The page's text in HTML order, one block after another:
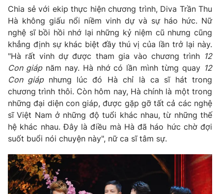
VTV Money VTV Thể thao
VTV Sức khoẻ Bất động sản
Thị trường 24h Tấm lòng Việt
VTV4 Vươn mình bằng AI
VTV9 VTV8
Chia sẻ với ekip thực hiện chương trình, Diva Trần Thu
Hà không giấu nổi niềm vinh dự và sự háo hức. Nữ
nghệ sĩ bồi hồi nhớ lại những kỷ niệm cũ nhưng cũng
khẳng định sự khác biệt đầy thú vị của lần trở lại này.
"Hà rất vinh dự được tham gia vào chương trình 12
Con giápnăm nay. Hà nhớ có lần mình từng quay 12
Con giáp nhưng lúc đó Hà chỉ là ca sĩ hát trong
chương trình thôi. Còn hôm nay, Hà chính là một trong
những đại diện con giáp, được gặp gỡ tất cả các nghệ
sĩ Việt Nam ở những độ tuổi khác nhau, từ những thế
hệ khác nhau. Đây là điều mà Hà đã háo hức chờ đợi
suốt buổi nói chuyện này", nữ ca sĩ tâm sự.